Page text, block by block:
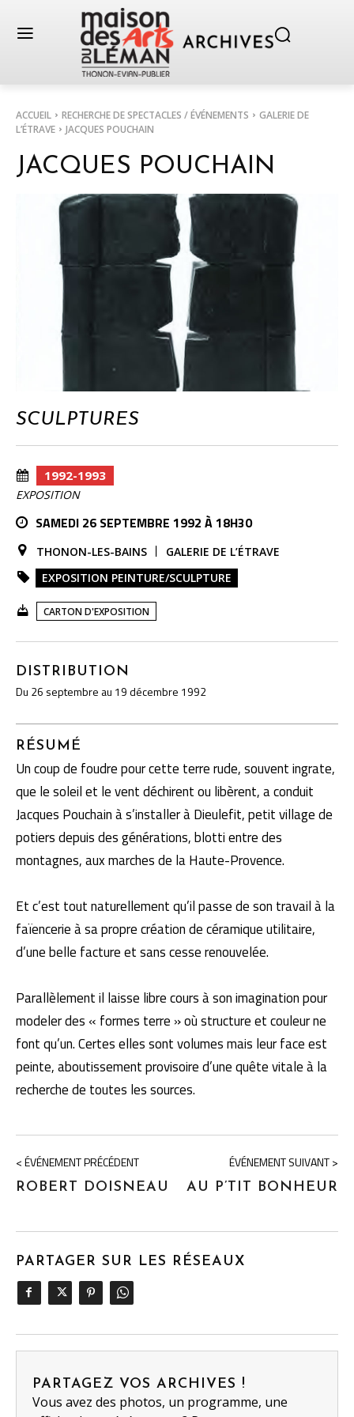
ACCUEIL RECHERCHE DE SPECTACLES / ÉVÉNEMENTS
GALERIE DE
L’ÉTRAVE
JACQUES POUCHAIN
JACQUES POUCHAIN
SCULPTURES
1992-1993
EXPOSITION
SAMEDI 26 SEPTEMBRE 1992 À 18H30
THONON-LES-BAINS
GALERIE DE L’ÉTRAVE
EXPOSITION PEINTURE/SCULPTURE
CARTON D'EXPOSITION
DISTRIBUTION
Du 26 septembre au 19 décembre 1992
RÉSUMÉ
Un coup de foudre pour cette terre rude, souvent ingrate,
que le soleil et le vent déchirent ou libèrent, a conduit
Jacques Pouchain à s’installer à Dieulefit, petit village de
potiers depuis des générations, blotti entre des
montagnes, aux marches de la Haute-Provence.
Et c’est tout naturellement qu’il passe de son travail à la
faïencerie à sa propre création de céramique utilitaire,
d’une belle facture et sans cesse renouvelée.
Parallèlement il laisse libre cours à son imagination pour
modeler des « formes terre » où structure et couleur ne
font qu’un. Certes elles sont volumes mais leur face est
peinte, aboutissement provisoire d’une quête vitale à la
recherche de toutes les sources.
< ÉVÉNEMENT PRÉCÉDENT
ROBERT DOISNEAU
ÉVÉNEMENT SUIVANT >
AU P’TIT BONHEUR
PARTAGER SUR LES RÉSEAUX
PARTAGEZ VOS ARCHIVES !
Vous avez des photos, un programme, une